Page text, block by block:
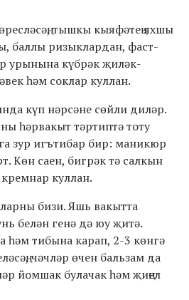
тышкы кыяфәтең яхшы
баллы ризыклардан, фаст-
урынына күбрәк җиләк-
һәм соклар куллан.
күп нәрсәне сөйли диләр.
һәрвакыт тәртиптә тоту
зур игътибар бир: маникюр
Көн саен, бигрәк тә салкын
куллан.
бизи. Яшь вакытта
белән генә дә юу җитә.
һәм тибына карап, 2-3 көнгә
чәчләр өчен бальзам да
йомшак булачак һәм җиңел